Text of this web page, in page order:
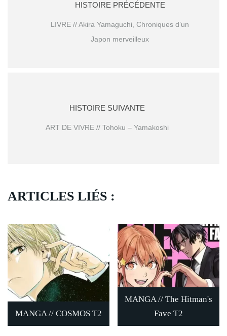
HISTOIRE PRÉCÉDENTE
LIVRE // Akira Yamaguchi, Chroniques d’un
Japon merveilleux
HISTOIRE SUIVANTE
ART DE VIVRE // Tohoku – Yamakoshi
ARTICLES LIÉS :
MANGA // COSMOS T2
MANGA // The Hitman's
Fave T2